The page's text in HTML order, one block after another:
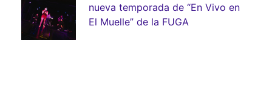
nueva temporada de “En Vivo en
El Muelle” de la FUGA